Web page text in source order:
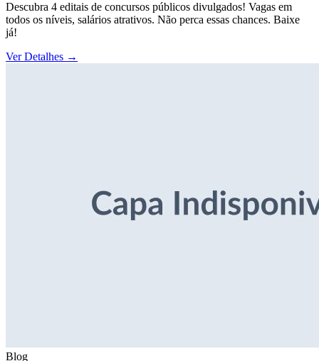
Descubra 4 editais de concursos públicos divulgados! Vagas em
todos os níveis, salários atrativos. Não perca essas chances. Baixe
já!
Ver Detalhes →
Blog